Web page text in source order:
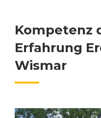
Kompetenz
Erfahrung
Wismar